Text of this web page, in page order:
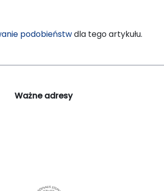
podobieństwdla tego artykułu.
Ważne adresy